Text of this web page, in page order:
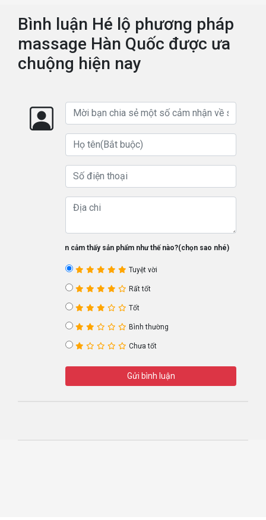
Bình luận Hé lộ phương pháp
massage Hàn Quốc được ưa
chuộng hiện nay
Bạn cảm thấy sản phẩm như thế nào?(chọn sao nhé)
Tuyệt vời
Rất tốt
Tốt
Bình thường
Chưa tốt
Gửi bình luận